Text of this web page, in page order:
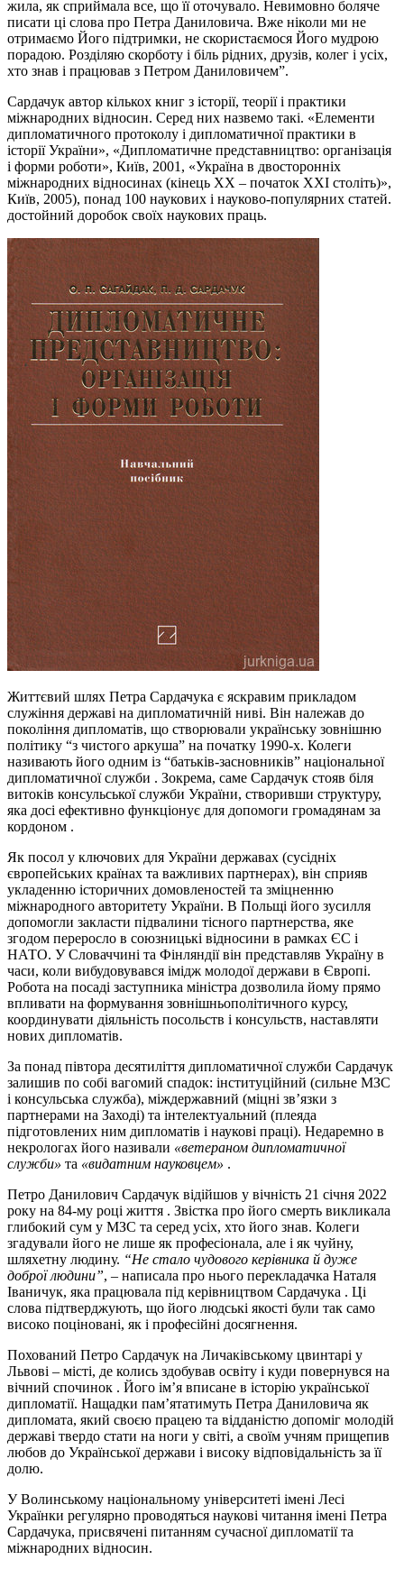
жила, як сприймала все, що її оточувало. Невимовно боляче
писати ці слова про Петра Даниловича. Вже ніколи ми не
отримаємо Його підтримки, не скористаємося Його мудрою
порадою. Розділяю скорботу і біль рідних, друзів, колег і усіх,
хто знав і працював з Петром Даниловичем”.
Сардачук автор кількох книг з історії, теорії і практики
міжнародних відносин. Серед них назвемо такі. «Елементи
дипломатичного протоколу і дипломатичної практики в
історії України», «Дипломатичне представництво: організація
і форми роботи», Київ, 2001, «Україна в двосторонніх
міжнародних відносинах (кінець XX – початок XXI століть)»,
Київ, 2005), понад 100 наукових і науково-популярних статей.
достойний доробок своїх наукових праць.
Життєвий шлях Петра Сардачука є яскравим прикладом
служіння державі на дипломатичній ниві. Він належав до
покоління дипломатів, що створювали українську зовнішню
політику “з чистого аркуша” на початку 1990-х. Колеги
називають його одним із “батьків-засновників” національної
дипломатичної служби . Зокрема, саме Сардачук стояв біля
витоків консульської служби України, створивши структуру,
яка досі ефективно функціонує для допомоги громадянам за
кордоном .
Як посол у ключових для України державах (сусідніх
європейських країнах та важливих партнерах), він сприяв
укладенню історичних домовленостей та зміцненню
міжнародного авторитету України. В Польщі його зусилля
допомогли закласти підвалини тісного партнерства, яке
згодом переросло в союзницькі відносини в рамках ЄС і
НАТО. У Словаччині та Фінляндії він представляв Україну в
часи, коли вибудовувався імідж молодої держави в Європі.
Робота на посаді заступника міністра дозволила йому прямо
впливати на формування зовнішньополітичного курсу,
координувати діяльність посольств і консульств, наставляти
нових дипломатів.
За понад півтора десятиліття дипломатичної служби Сардачук
залишив по собі вагомий спадок: інституційний (сильне МЗС
і консульська служба), міждержавний (міцні зв’язки з
партнерами на Заході) та інтелектуальний (плеяда
підготовлених ним дипломатів і наукові праці). Недаремно в
некрологах його називали «ветераном дипломатичної
служби» та «видатним науковцем» .
Петро Данилович Сардачук відійшов у вічність 21 січня 2022
року на 84-му році життя . Звістка про його смерть викликала
глибокий сум у МЗС та серед усіх, хто його знав. Колеги
згадували його не лише як професіонала, але і як чуйну,
шляхетну людину. “Не стало чудового керівника й дуже
доброї людини”, – написала про нього перекладачка Наталя
Іваничук, яка працювала під керівництвом Сардачука . Ці
слова підтверджують, що його людські якості були так само
високо поціновані, як і професійні досягнення.
Похований Петро Сардачук на Личаківському цвинтарі у
Львові – місті, де колись здобував освіту і куди повернувся на
вічний спочинок . Його ім’я вписане в історію української
дипломатії. Нащадки пам’ятатимуть Петра Даниловича як
дипломата, який своєю працею та відданістю допоміг молодій
державі твердо стати на ноги у світі, а своїм учням прищепив
любов до Української держави і високу відповідальність за її
долю.
У Волинському національному університеті імені Лесі
Українки регулярно проводяться наукові читання імені Петра
Сардачука, присвячені питанням сучасної дипломатії та
міжнародних відносин.